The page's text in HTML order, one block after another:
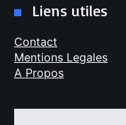
Liens utiles
Contact
Mentions Legales
A Propos